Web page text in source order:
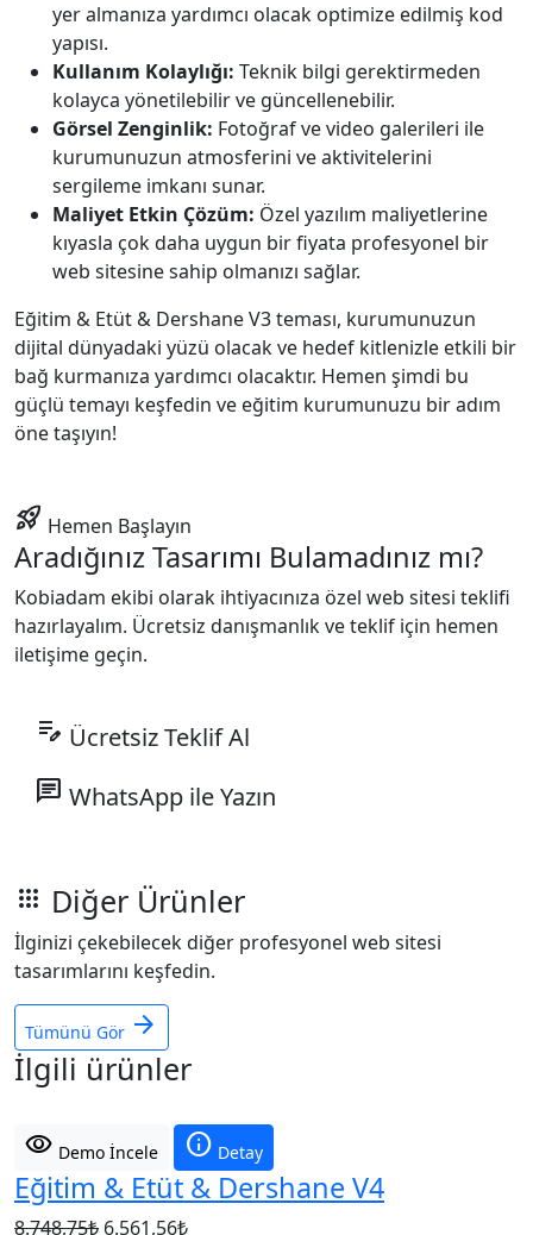
yer almanıza yardımcı olacak optimize edilmiş kod
yapısı.
Kullanım Kolaylığı: Teknik bilgi gerektirmeden
kolayca yönetilebilir ve güncellenebilir.
Görsel Zenginlik: Fotoğraf ve video galerileri ile
kurumunuzun atmosferini ve aktivitelerini
sergileme imkanı sunar.
Maliyet Etkin Çözüm: Özel yazılım maliyetlerine
kıyasla çok daha uygun bir fiyata profesyonel bir
web sitesine sahip olmanızı sağlar.
Eğitim & Etüt & Dershane V3 teması, kurumunuzun
dijital dünyadaki yüzü olacak ve hedef kitlenizle etkili bir
bağ kurmanıza yardımcı olacaktır. Hemen şimdi bu
güçlü temayı keşfedin ve eğitim kurumunuzu bir adım
öne taşıyın!
rocket_launch Hemen Başlayın
Aradığınız Tasarımı Bulamadınız mı?
Kobiadam ekibi olarak ihtiyacınıza özel web sitesi teklifi
hazırlayalım. Ücretsiz danışmanlık ve teklif için hemen
iletişime geçin.
edit_note Ücretsiz Teklif Al
chat WhatsApp ile Yazın
apps Diğer Ürünler
İlginizi çekebilecek diğer profesyonel web sitesi
tasarımlarını keşfedin.
Tümünü Gör arrow_forward
İlgili ürünler
visibility Demo İncele info Detay
Eğitim & Etüt & Dershane V4
8.748,75₺ Orijinal
6.561,56₺Şu